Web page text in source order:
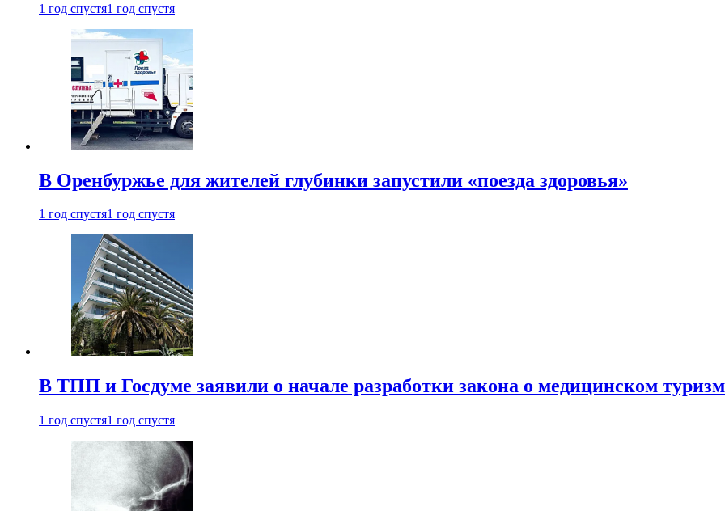
1 год спустя1 год спустя
В Оренбуржье для жителей глубинки запустили «поезда здоровья»
1 год спустя1 год спустя
В ТПП и Госдуме заявили о начале разработки закона о медицинском
1 год спустя1 год спустя